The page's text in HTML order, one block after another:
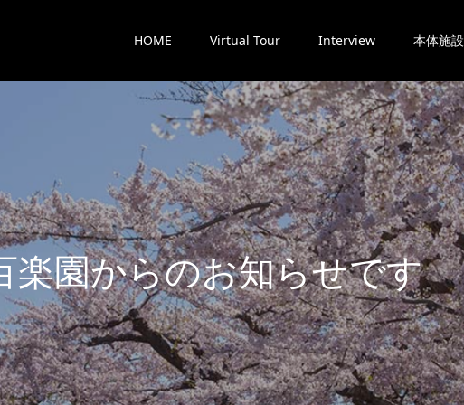
HOME Virtual Tour Interview 本体施設
楽園からのお知らせです。